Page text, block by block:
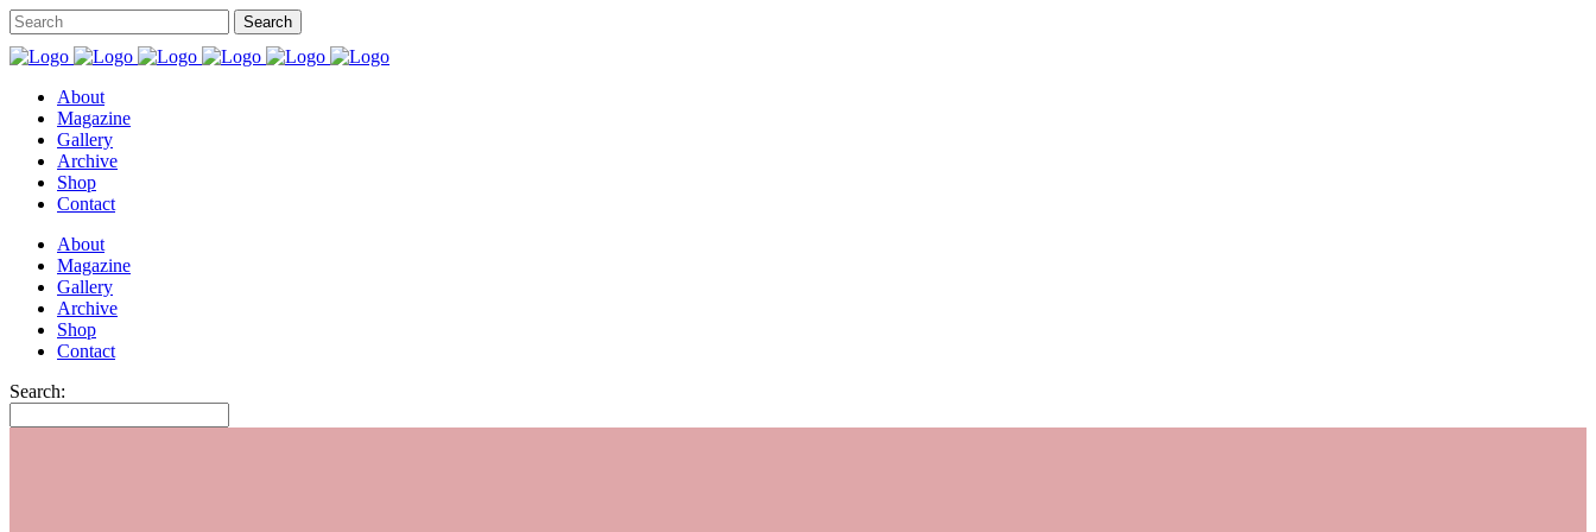
About
Magazine
Gallery
Archive
Shop
Contact
About
Magazine
Gallery
Archive
Shop
Contact
Search: